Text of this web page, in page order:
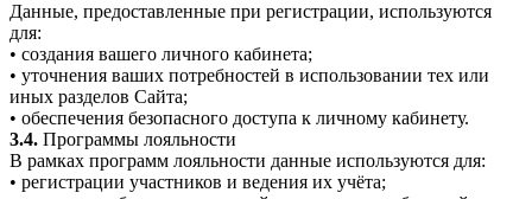
Данные, предоставленные при регистрации, используются
для:
• создания вашего личного кабинета;
• уточнения ваших потребностей в использовании тех или
иных разделов Сайта;
• обеспечения безопасного доступа к личному кабинету.
3.4. Программы лояльности
В рамках программ лояльности данные используются для:
• регистрации участников и ведения их учёта;